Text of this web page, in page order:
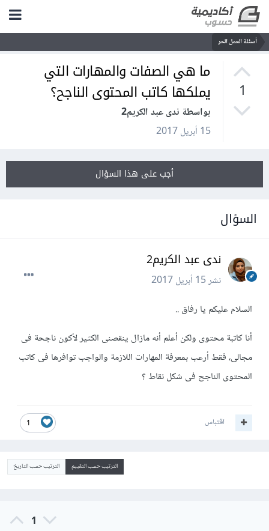
أسئلة العمل الحر
1
ما هي الصفات والمهارات التي
يملكها كاتب المحتوى الناجح؟
بواسطة ندى عبد الكريم2
15 أبريل 2017
أجب على هذا السؤال
السؤال
ندى عبد الكريم2
نشر15 أبريل 2017
السلام عليكم يا رفاق ..
أنا كاتبة محتوى ولكن أعلم أنه مازال ينقصنى الكثير لأكون ناجحة فى
مجالى، فقط أرعب بمعرفة المهارات اللازمة والواجب توافرها فى كاتب
المحتوى الناجح فى شكل نقاط ؟
1 اقتباس
الترتيب حسب التقييم الترتيب حسب التاريخ
1